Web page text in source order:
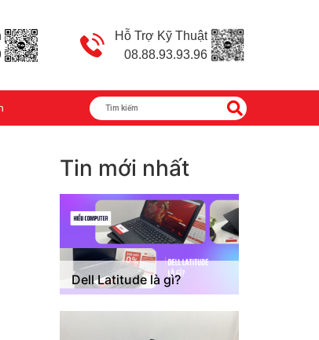
Hỗ Trợ Kỹ Thuật
08.88.93.93.96
Tin mới nhất
Dell Latitude là gì?